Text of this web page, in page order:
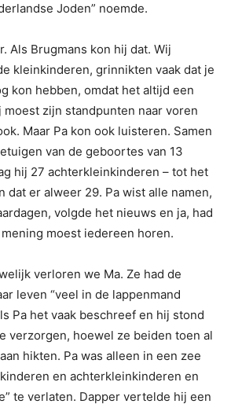
Joden” noemde.
Als Brugmans kon hij dat. Wij
kleinkinderen, grinnikten vaak dat je
kon hebben, omdat het altijd een
zijn standpunten naar voren
Maar Pa kon ook luisteren. Samen
van de geboortes van 13
hij 27 achterkleinkinderen – tot het
dat er alweer 29. Pa wist alle namen,
volgde het nieuws en ja, had
moest iedereen horen.
verloren we Ma. Ze had de
leven “veel in de lappenmand
Pa het vaak beschreef en hij stond
verzorgen, hoewel ze beiden toen al
hikten. Pa was alleen in een zee
en achterkleinkinderen en
te verlaten. Dapper vertelde hij een